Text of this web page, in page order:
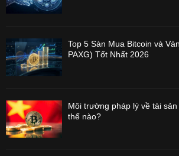
Top 5 Sàn Mua Bitcoin và
PAXG) Tốt Nhất 2026
Môi trường pháp lý về tài
thế nào?